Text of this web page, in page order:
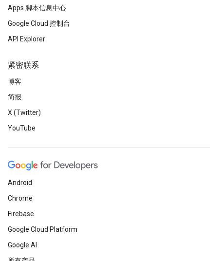
Apps 脚本信息中心
Google Cloud 控制台
API Explorer
紧密联系
博客
简报
X (Twitter)
YouTube
Android
Chrome
Firebase
Google Cloud Platform
Google AI